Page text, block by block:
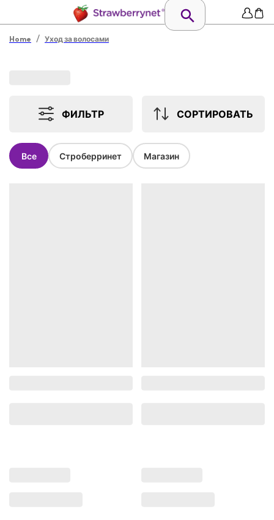
Home / Уход за волосами
ФИЛЬТР СОРТИРОВАТЬ
Все Строберринет Магазин